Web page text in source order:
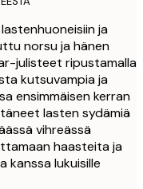
ja
norsu ja hänen
julisteet ripustamalla
kutsuvampia ja
ensimmäisen kerran
lasten sydämiä
vihreässä
haasteita ja
kanssa lukuisille